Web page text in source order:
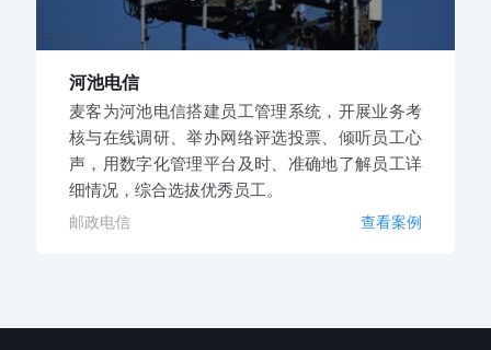
河池电信
麦客为河池电信搭建员工管理系统，开展业务考
核与在线调研、举办网络评选投票、倾听员工心
声，用数字化管理平台及时、准确地了解员工详
细情况，综合选拔优秀员工。
邮政电信 查看案例